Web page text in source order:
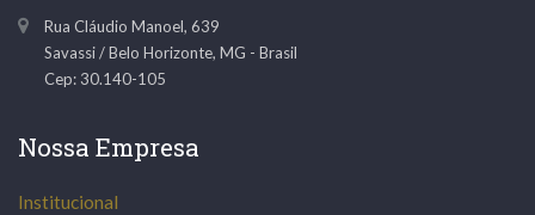
Rua Cláudio Manoel, 639
Savassi/Belo Horizonte, MG - Brasil
Cep: 30.140-105
Nossa Empresa
Institucional